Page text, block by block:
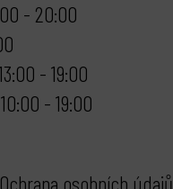
- 20:00
- 19:00
- 19:00
Ochrana osobních údajů